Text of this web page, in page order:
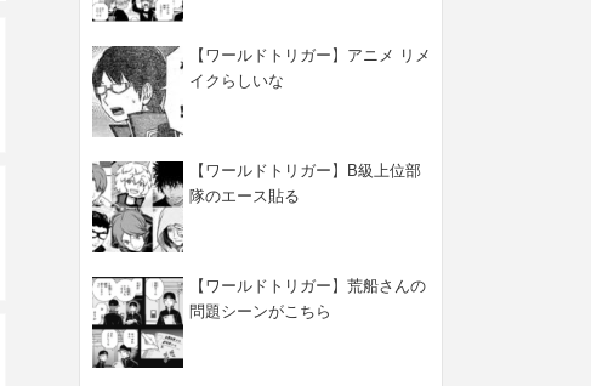
【ワールドトリガー】アニメ リメ
イクらしいな
【ワールドトリガー】B級上位部
隊のエース貼る
【ワールドトリガー】荒船さんの
問題シーンがこちら